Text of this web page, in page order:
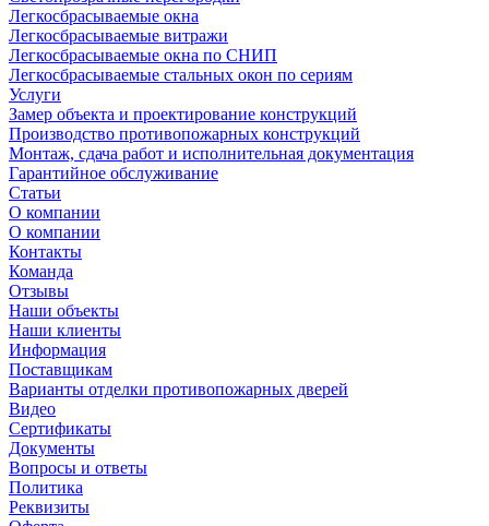
Легкосбрасываемые окна
Легкосбрасываемые витражи
Легкосбрасываемые окна по СНИП
Легкосбрасываемые стальных окон по сериям
Услуги
Замер объекта и проектирование конструкций
Производство противопожарных конструкций
Монтаж, сдача работ и исполнительная документация
Гарантийное обслуживание
Статьи
О компании
О компании
Контакты
Команда
Отзывы
Наши объекты
Наши клиенты
Информация
Поставщикам
Варианты отделки противопожарных дверей
Видео
Сертификаты
Документы
Вопросы и ответы
Политика
Реквизиты